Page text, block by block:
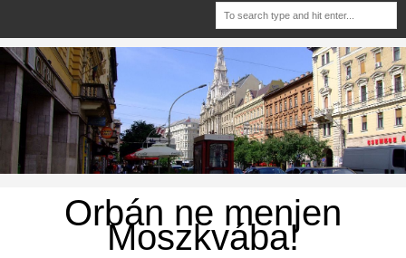
Orbán ne menjen
Moszkvába!